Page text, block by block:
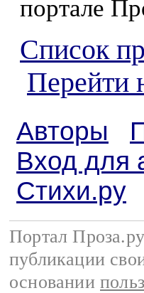
портале
Список
Перейти
Авторы
Вход для
Стихи.ру
Портал
публикации
основании